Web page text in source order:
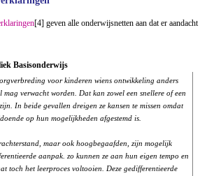
[4] geven alle onderwijsnetten aan dat er aandacht
Basisonderwijs
voor kinderen wiens ontwikkeling anders
verwacht worden. Dat kan zowel een snellere of een
In beide gevallen dreigen ze kansen te missen omdat
op hun mogelijkheden afgestemd is.
maar ook hoogbegaafden, zijn mogelijk
aanpak. zo kunnen ze aan hun eigen tempo en
toch het leerproces voltooien. Deze gedifferentieerde